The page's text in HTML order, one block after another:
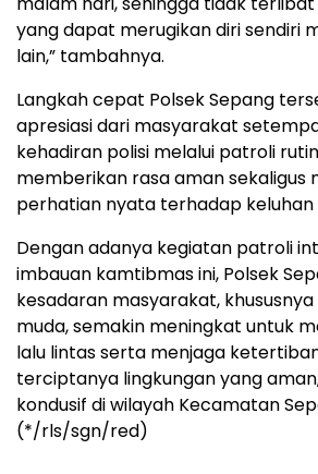
yang dapat merugikan diri sendiri
lain,” tambahnya.
Langkah cepat Polsek Sepang
apresiasi dari masyarakat
kehadiran polisi melalui patroli
memberikan rasa aman sekaligus
perhatian nyata terhadap
Dengan adanya kegiatan patroli
imbauan kamtibmas ini, Polsek
kesadaran masyarakat,
muda, semakin meningkat untuk
lalu lintas serta menjaga
terciptanya lingkungan yang
kondusif di wilayah Kecamatan
(*/rls/sgn/red)